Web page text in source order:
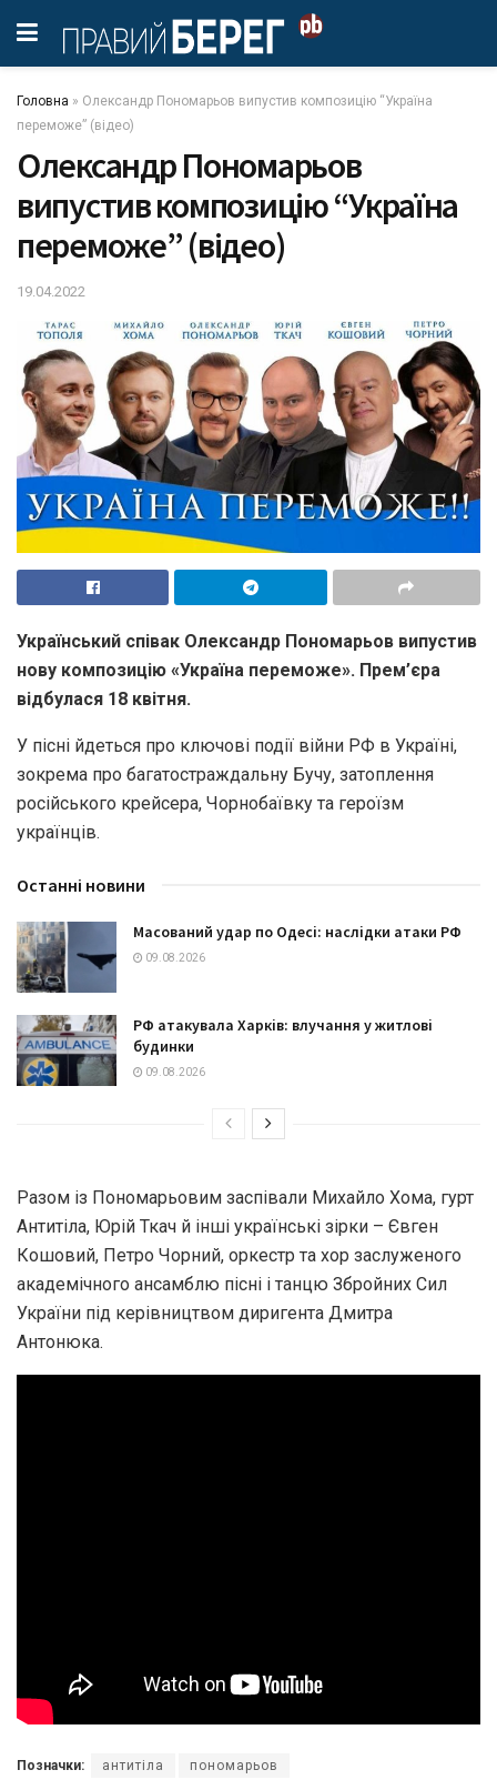
Головна » Олександр Пономарьов випустив композицію “Україна
переможе” (відео)
Олександр Пономарьов
випустив композицію “Україна
переможе” (відео)
19.04.2022
Український співак Олександр Пономарьов випустив
нову композицію «Україна переможе». Прем’єра
відбулася 18 квітня.
У пісні йдеться про ключові події війни РФ в Україні,
зокрема про багатостраждальну Бучу, затоплення
російського крейсера, Чорнобаївку та героїзм
українців.
Останні новини
Масований удар по Одесі: наслідки атаки РФ
09.08.2026
РФ атакувала Харків: влучання у житлові
будинки
09.08.2026
Разом із Пономарьовим заспівали Михайло Хома, гурт
Антитіла, Юрій Ткач й інші українські зірки – Євген
Кошовий, Петро Чорний, оркестр та хор заслуженого
академічного ансамблю пісні і танцю Збройних Сил
України під керівництвом диригента Дмитра
Антонюка.
Позначки: антитіла пономарьов